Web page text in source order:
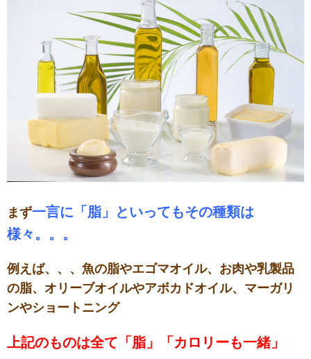
まず一言に「脂」といってもその種類は
様々。。。
例えば、、、 魚の脂やエゴマオイル、お肉や乳製品
の脂、 オリーブオイルやアボカドオイル、 マーガリ
ンやショートニング
上記のものは全て「脂」「カロリーも一緒」